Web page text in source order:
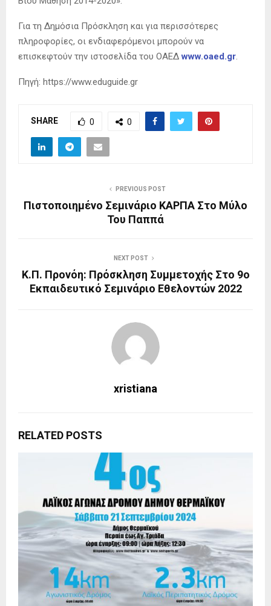
Για τη Δημόσια Πρόσκληση και για περισσότερες
πληροφορίες, οι ενδιαφερόμενοι μπορούν να
επισκεφτούν την ιστοσελίδα του ΟΑΕΔwww.oaed.gr.
Πηγή: https://www.eduguide.gr
SHARE 0 0
PREVIOUS POST
Πιστοποιημένο Σεμινάριο ΚΑΡΠΑ Στο Μύλο
Του Παππά
NEXT POST
Κ.Π. Προνόη: Πρόσκληση Συμμετοχής Στο 9ο
Εκπαιδευτικό Σεμινάριο Εθελοντών 2022
xristiana
RELATED POSTS